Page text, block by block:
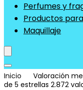
Perfumes y
Productos
Maquillaje
Inicio Valoración
de 5 estrellas 2.872